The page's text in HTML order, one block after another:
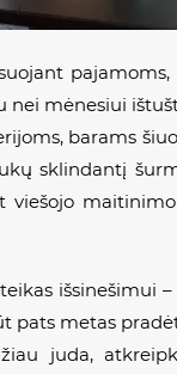
mėnesiui
barams
sklindantį
viešojo
išsinešimui
pats metas
juda,